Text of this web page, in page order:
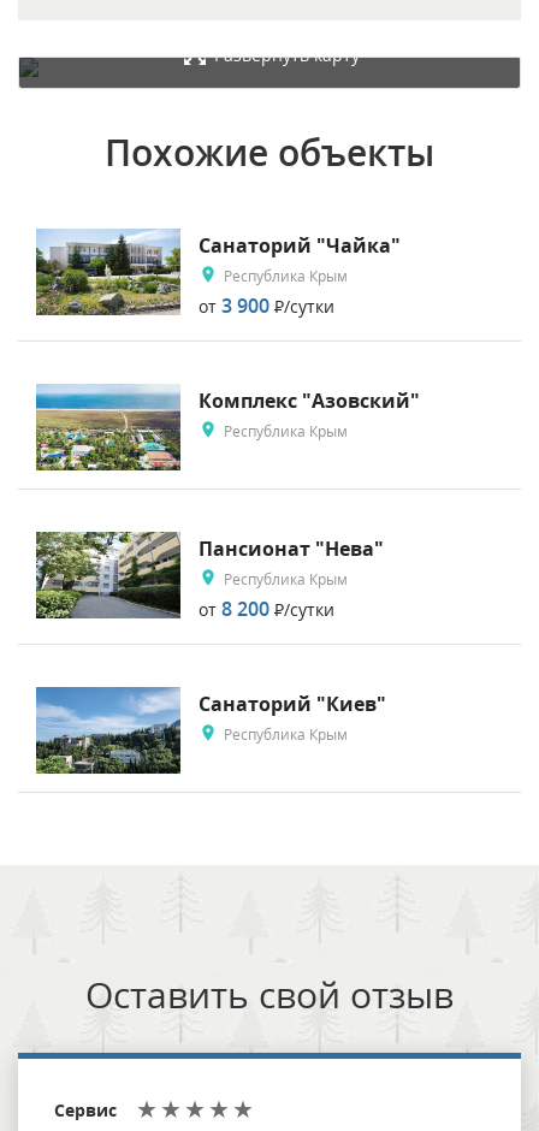
Развернуть карту
Похожие объекты
Санаторий "Чайка"
Республика Крым
от 3 900 Р/сутки
Комплекс "Азовский"
Республика Крым
Пансионат "Нева"
Республика Крым
от 8 200 Р/сутки
Санаторий "Киев"
Республика Крым
Оставить свой отзыв
Сервис